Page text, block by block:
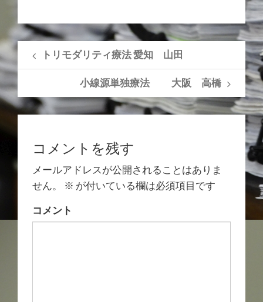
トリモダリティ療法 愛知 山田
小線源単独療法 大阪 高橋
コメントを残す
メールアドレスが公開されることはありま
せん。
※ が付いている欄は必須項目です
コメント